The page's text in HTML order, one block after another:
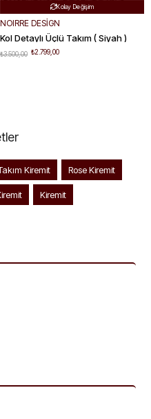
Kolay Değişim
NOIRRE DESİGN
Kol Detaylı Üçlü Takım ( Siyah )
₺2.799,00
₺3.500,00
Kiremit Rose Kiremit
Kiremit